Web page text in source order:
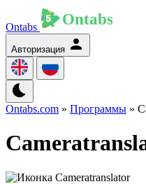
Ontabs
Авторизация
Ontabs.com » Программы »